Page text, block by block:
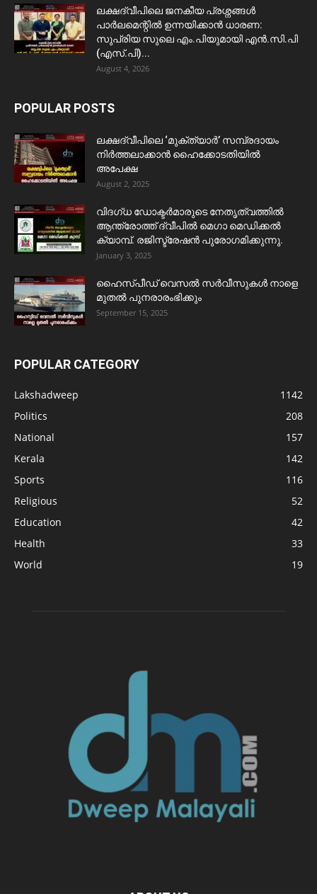
ലക്ഷദ്വീപിലെ ജനകീയ പ്രശ്നങ്ങൾ
പാർലമെന്റിൽ ഉന്നയിക്കാൻ ധാരണ:
സുപ്രിയ സുലെ എം.പിയുമായി എൻ.സി.പി
(എസ്.പി)...
August 4, 2026
POPULAR POSTS
ലക്ഷദ്വീപിലെ ‘മുക്ത്യാർ’ സമ്പ്രദായം
നിർത്തലാക്കാൻ ഹൈക്കോടതിയിൽ
അപേക്ഷ
August 2, 2025
വിദഗ്ധ ഡോക്ടർമാരുടെ നേതൃത്വത്തിൽ
ആന്ത്രോത്ത് ദ്വീപിൽ മെഗാ മെഡിക്കൽ
ക്യാമ്പ്. രജിസ്ട്രേഷൻ പുരോഗമിക്കുന്നു.
January 3, 2025
ഹൈസ്പീഡ് വെസൽ സർവീസുകൾ നാളെ
മുതൽ പുനരാരംഭിക്കും
September 15, 2025
POPULAR CATEGORY
Lakshadweep
1142
Politics
208
National
157
Kerala
142
Sports
116
Religious
52
Education
42
Health
33
World
19